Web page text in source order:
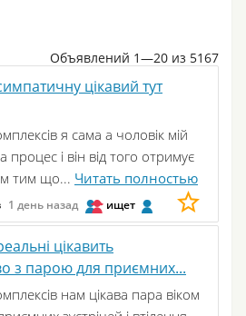
Объявлений 1—20 из 5167
цікавий тут
я сама а чоловік мій
і він від того отримує
тим що... Читать полностью
1 день назад ищет
цікавить
з парою для приємних...
нам цікава пара віком